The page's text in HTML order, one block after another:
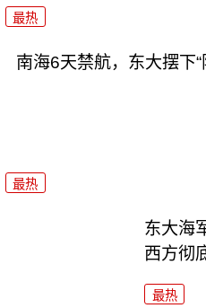
最热
南海6天禁航，东大摆下“
最热
东大海
西方彻
最热